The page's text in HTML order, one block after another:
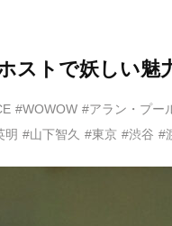
ストで妖しい
#WOWOW #アラン・プー
明 #山下智久 #東京 #渋谷 #